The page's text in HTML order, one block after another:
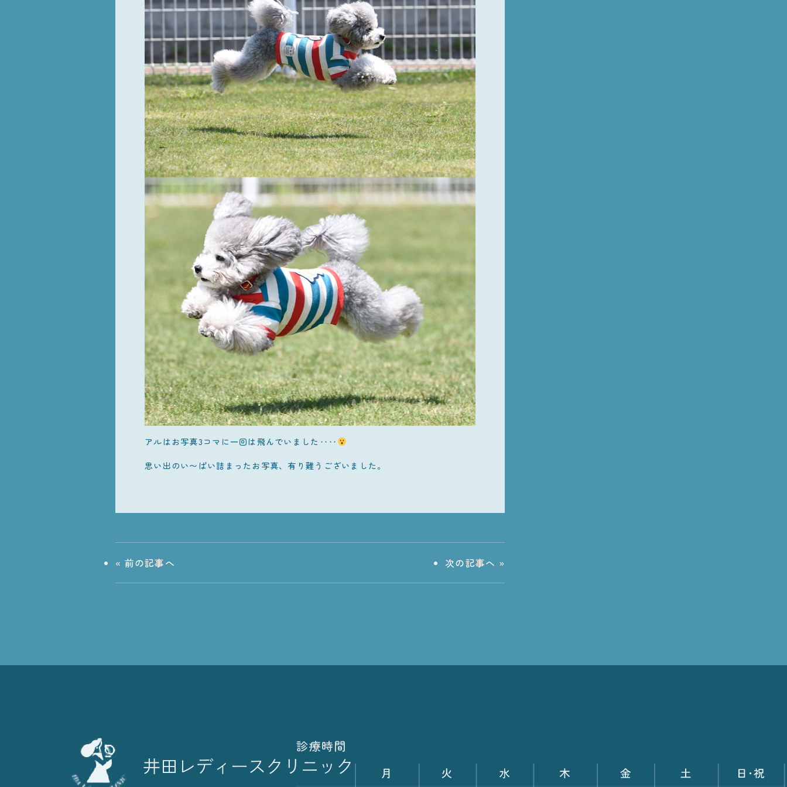
アルはお写真3コマに一回は飛んでいました‥‥
思い出のい〜ぱい詰まったお写真、有り難うございました。
« 前の記事へ 次の記事へ »
診療時間